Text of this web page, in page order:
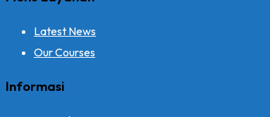
Latest News
Our Courses
Informasi